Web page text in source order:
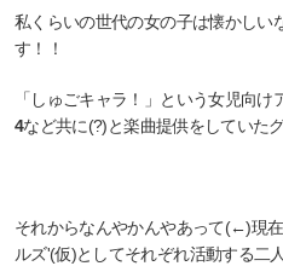
私くらいの世代の女の子は懐かしい
す！！
「しゅごキャラ！」という女児向け
4など共に(?)と楽曲提供をしていた
それからなんやかんやあって(←)現
ルズ'(仮)としてそれぞれ活動する二